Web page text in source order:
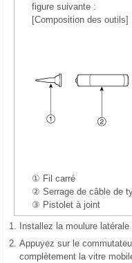
figure suivante :
[Composition des outils]
① Fil carré
② Serrage de câble de
③ Pistolet à joint
1.
Installez la moulure
2. Appuyez sur le
complètement la vitre